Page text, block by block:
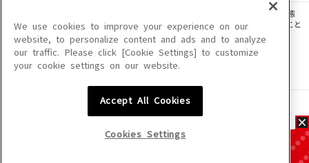
このサイトに掲載されている一切の文章・画像・写真・動画・音声等を、手段や形態
を問わず、著作権法の定める範囲を超えて無断で複製、転載、ファイル化などすること
を禁じます。
楽曲及びコンテンツは、機種によりご利用いただけない場合があります。
楽曲及びコンテンツの配信日、配信内容が変更になる場合があります。
We use cookies to improve your experience on our
website, to personalize content and ads and to analyze
our traffic. Please click [Cookie Settings] to customize
your cookie settings on our website.
Accept All Cookies
Cookies Settings